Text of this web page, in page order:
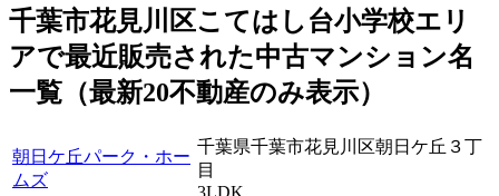
千葉市花見川区こてはし台小学校エリ
アで最近販売された中古マンション名
一覧（最新20不動産のみ表示）
朝日ケ丘パーク・ホー
ムズ
千葉県千葉市花見川区朝日ケ丘３丁
目
3LDK